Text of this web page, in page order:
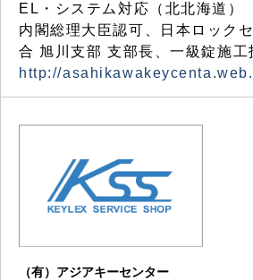
EL・システム対応（北北海道）
内閣総理大臣認可、日本ロック
合 旭川支部 支部長、一級錠施工
http://
（有）アジアキーセンター